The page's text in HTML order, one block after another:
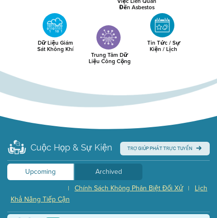
Đến Asbestos
Dữ Liệu Giám
Sát Không Khí
Trung Tâm Dữ
Liệu Công Cộng
Tin Tức / Sự
Kiện / Lịch
Cuộc Họp & Sự Kiện TRỢ GIÚP PHÁT TRỰC TUYẾN
Upcoming
Archived
Lịch
|
Chính Sách Không Phân Biệt Đối Xử
|
Khả Năng Tiếp Cận